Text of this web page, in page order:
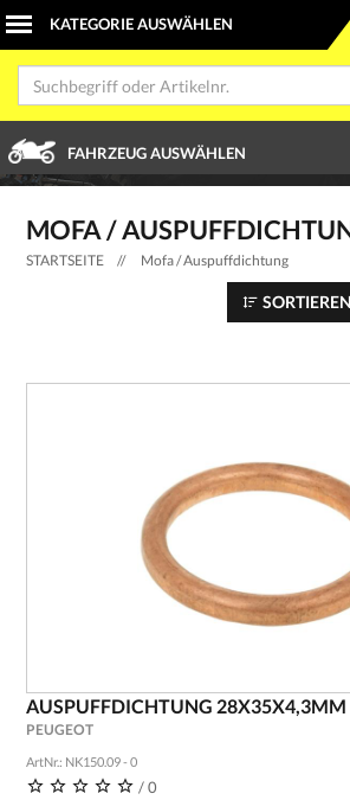
FAHRZEUG AUSWÄHLEN
MOFA /
STARTSEITE // Mofa / Auspuffdichtung
SORTIEREN
AUSPUFFDICHTUNG 28X35X4,3MM
PEUGEOT
ArtNr.: NK150.09 - 0
/ 0